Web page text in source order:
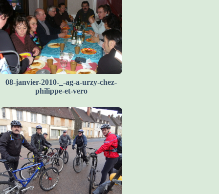
08-janvier-2010-_-ag-a-urzy-chez-
philippe-et-vero